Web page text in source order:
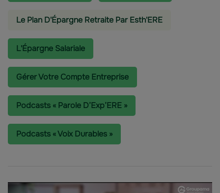
Le Plan D'Épargne Retraite Par Esth'ERE
L'épargne Salariale
Gérer Votre Compte Entreprise
Podcasts « Parole D’Exp’ERE »
Podcasts « Voix Durables »